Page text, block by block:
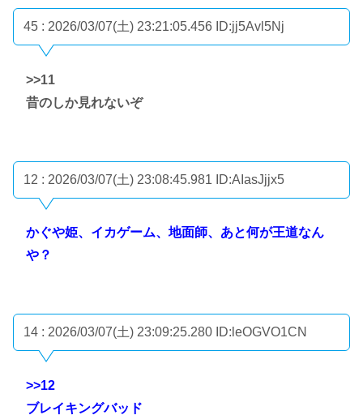
45 : 2026/03/07(土) 23:21:05.456 ID:jj5Avl5Nj
>>11
昔のしか見れないぞ
12 : 2026/03/07(土) 23:08:45.981 ID:AIasJjjx5
かぐや姫、イカゲーム、地面師、あと何が王道なん
や？
14 : 2026/03/07(土) 23:09:25.280 ID:leOGVO1CN
>>12
ブレイキングバッド